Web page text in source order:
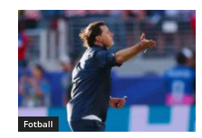
Fotball